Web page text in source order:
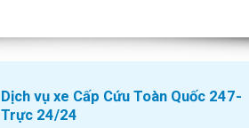
Dịch vụ xe Cấp Cứu Toàn Quốc 247-
Trực 24/24